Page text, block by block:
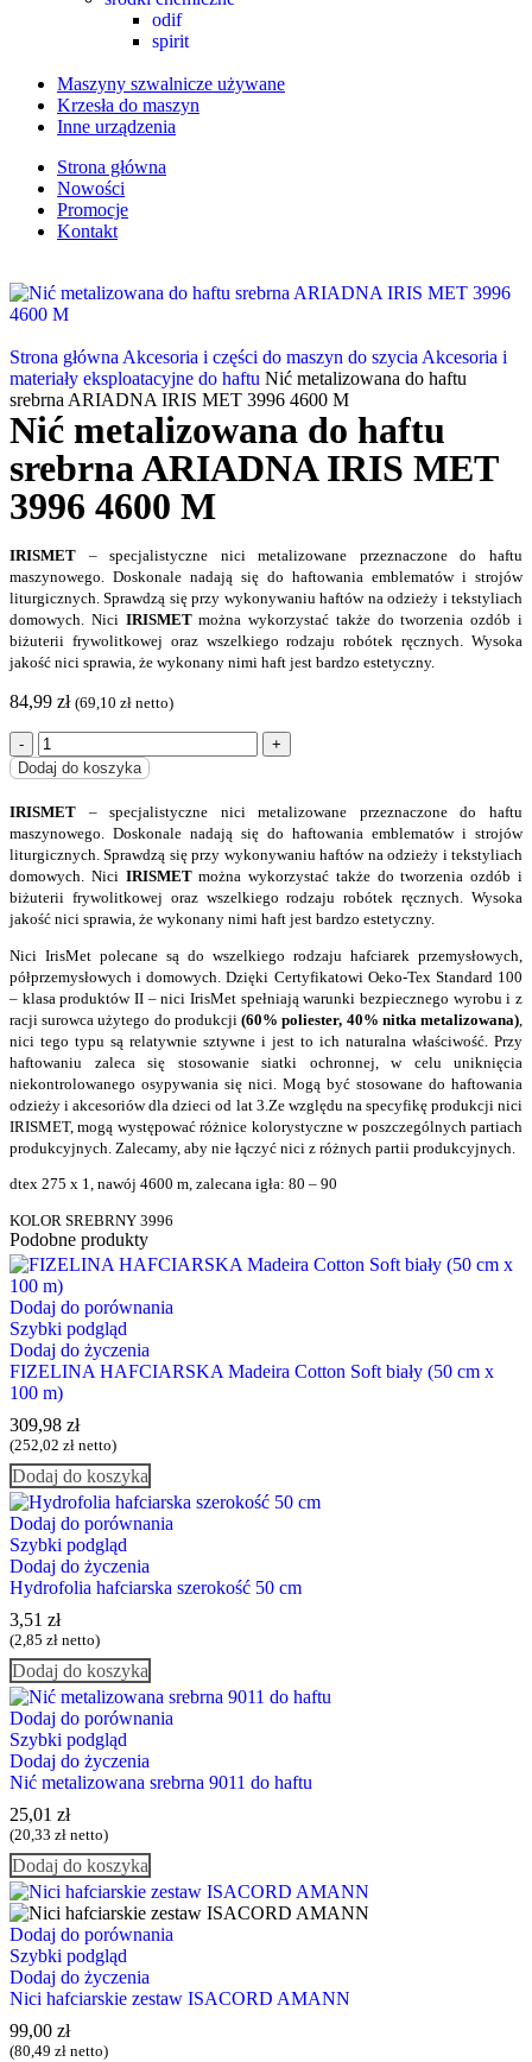
odif
spirit
Maszyny szwalnicze używane
Krzesła do maszyn
Inne urządzenia
Strona główna
Nowości
Promocje
Kontakt
Strona główna Akcesoria i części do maszyn do szycia Akcesoria i
materiały eksploatacyjne do haftu Nić metalizowana do haftu
srebrna ARIADNA IRIS MET 3996 4600 M
Nić metalizowana do haftu
srebrna ARIADNA IRIS MET
3996 4600 M
IRISMET – specjalistyczne nici metalizowane przeznaczone do haftu
maszynowego. Doskonale nadają się do haftowania emblematów i strojów
liturgicznych. Sprawdzą się przy wykonywaniu haftów na odzieży i tekstyliach
domowych. Nici IRISMETmożna wykorzystać także do tworzenia ozdób i
biżuterii frywolitkowej oraz wszelkiego rodzaju robótek ręcznych. Wysoka
jakość nici sprawia, że wykonany nimi haft jest bardzo estetyczny.
84,99 zł (69,10 zł netto)
Dodaj do koszyka
IRISMET – specjalistyczne nici metalizowane przeznaczone do haftu
maszynowego. Doskonale nadają się do haftowania emblematów i strojów
liturgicznych. Sprawdzą się przy wykonywaniu haftów na odzieży i tekstyliach
domowych. Nici IRISMETmożna wykorzystać także do tworzenia ozdób i
biżuterii frywolitkowej oraz wszelkiego rodzaju robótek ręcznych. Wysoka
jakość nici sprawia, że wykonany nimi haft jest bardzo estetyczny.
Nici IrisMet polecane są do wszelkiego rodzaju hafciarek przemysłowych,
półprzemysłowychi domowych.Dzięki Certyfikatowi Oeko-Tex Standard 100
– klasa produktów II – nici IrisMet spełniają warunki bezpiecznego wyrobu i z
racji surowca użytego do produkcji(60% poliester, 40% nitka metalizowana),
nici tego typu są relatywnie sztywne i jest to ich naturalna właściwość. Przy
haftowaniu zaleca się stosowanie siatki ochronnej, w celu uniknięcia
niekontrolowanego osypywania się nici. Mogą być stosowane do haftowania
odzieży i akcesoriów dla dzieci od lat 3.Ze względu na specyfikę produkcji nici
IRISMET, mogą występowaćróżnice kolorystycznew poszczególnych partiach
produkcyjnych. Zalecamy, aby nie łączyć nici z różnych partii produkcyjnych.
dtex 275 x 1, nawój 4600 m, zalecana igła: 80 – 90
KOLOR SREBRNY 3996
Podobne produkty
Dodaj do porównania
Szybki podgląd
Dodaj do życzenia
FIZELINA HAFCIARSKA Madeira Cotton Soft biały (50 cm x
100 m)
309,98 zł
(252,02 zł netto)
Dodaj do koszyka
Dodaj do porównania
Szybki podgląd
Dodaj do życzenia
Hydrofolia hafciarska szerokość 50 cm
3,51 zł
(2,85 zł netto)
Dodaj do koszyka
Dodaj do porównania
Szybki podgląd
Dodaj do życzenia
Nić metalizowana srebrna 9011 do haftu
25,01 zł
(20,33 zł netto)
Dodaj do koszyka
Dodaj do porównania
Szybki podgląd
Dodaj do życzenia
Nici hafciarskie zestaw ISACORD AMANN
99,00 zł
(80,49 zł netto)